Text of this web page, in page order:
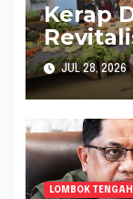
Kerap
JUL 28, 2026
LOMBOK TENGAH